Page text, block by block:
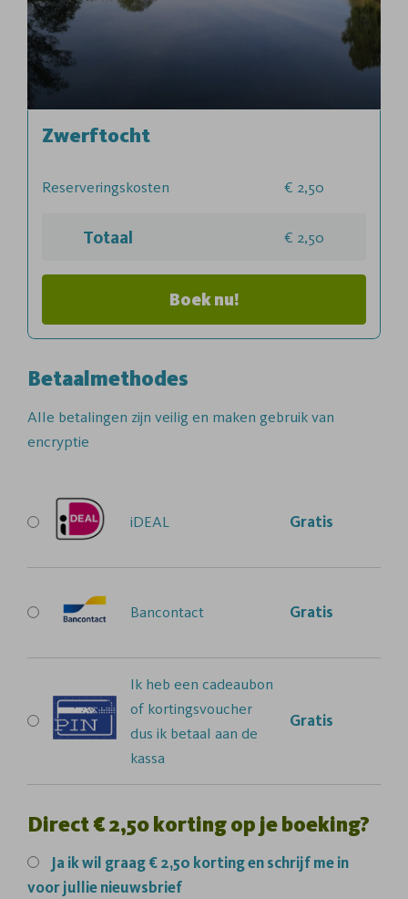
Zwerftocht
Reserveringskosten 2,50
Totaal 2,50
Boek nu!
Betaalmethodes
Alle betalingen zijn veilig en maken gebruik van
encryptie
iDEAL Gratis
Bancontact Gratis
Ik heb een cadeaubon
of kortingsvoucher
dus ik betaal aan de
kassa
Gratis
Direct € 2,50 korting op je boeking?
Ja ik wil graag € 2,50 korting en schrijf me in
voor jullie nieuwsbrief